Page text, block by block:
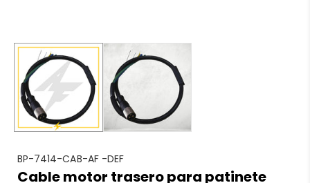
S
K
BP-7414-CAB-AF -DEF
Cable motor trasero para patinete